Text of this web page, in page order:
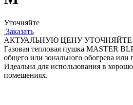
Уточняйте
Заказать
АКТУАЛЬНУЮ ЦЕНУ
Газовая тепловая пушка MASTER
общего или зонального обогрева
Идеальна для использования в
помещениях.